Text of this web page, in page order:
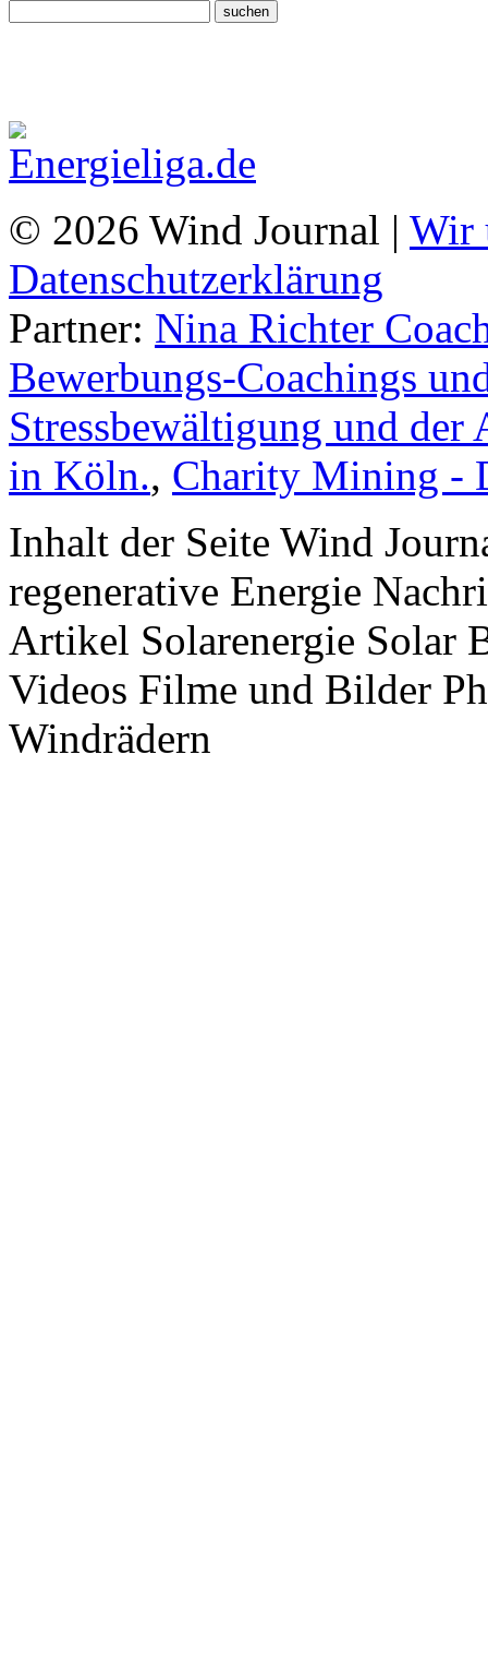
© 2026 Wind Journal | Wir
Datenschutzerklärung
Partner: Nina Richter
Bewerbungs-Coachings
Stressbewältigung und
in Köln., Charity Mining -
Inhalt der Seite Wind
regenerative Energie
Artikel Solarenergie Solar
Videos Filme und Bilder
Windrädern